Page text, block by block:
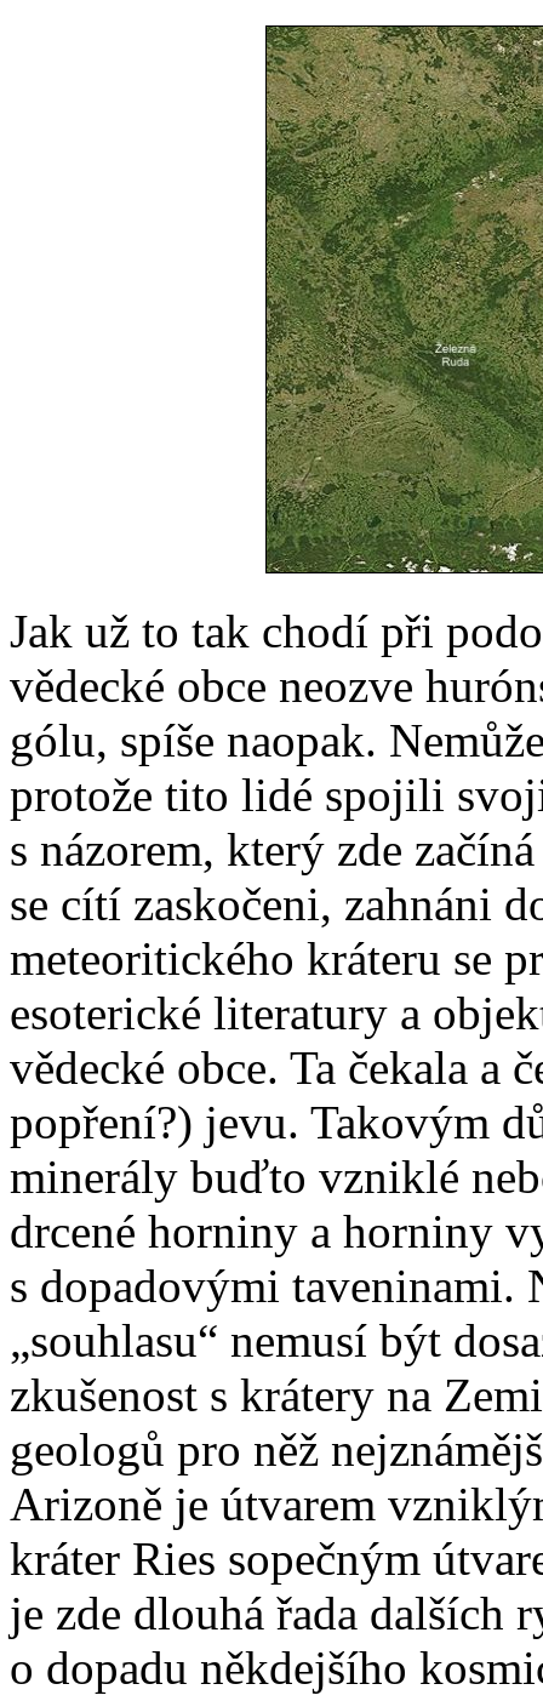
Jak už to tak chodí při
vědecké obce neozve
gólu, spíše naopak.
protože tito lidé spojili
s názorem, který zde
se cítí zaskočeni, zahnáni
meteoritického kráteru se
esoterické literatury a
vědecké obce. Ta čekala a
popření?) jevu. Takovým
minerály buďto vzniklé
drcené horniny a horniny
s dopadovými taveninami.
„souhlasu“ nemusí být
zkušenost s krátery na
geologů pro něž
Arizoně je útvarem
kráter Ries sopečným
je zde dlouhá řada dalších
o dopadu někdejšího